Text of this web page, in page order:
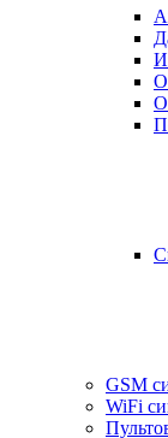
GSM
WiFi